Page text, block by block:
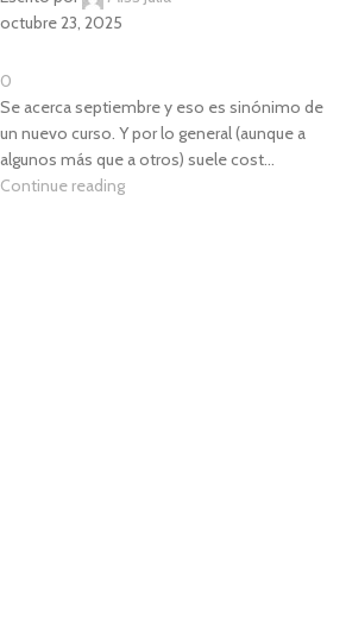
octubre 23, 2025
0
Se acerca septiembre y eso es sinónimo de
un nuevo curso. Y por lo general (aunque a
algunos más que a otros) suele cost...
Continue reading